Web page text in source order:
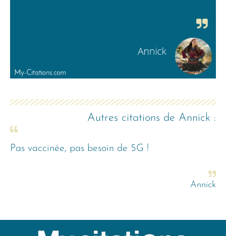
Autres citations de Annick :
Pas vaccinée, pas besoin de 5G !
Annick